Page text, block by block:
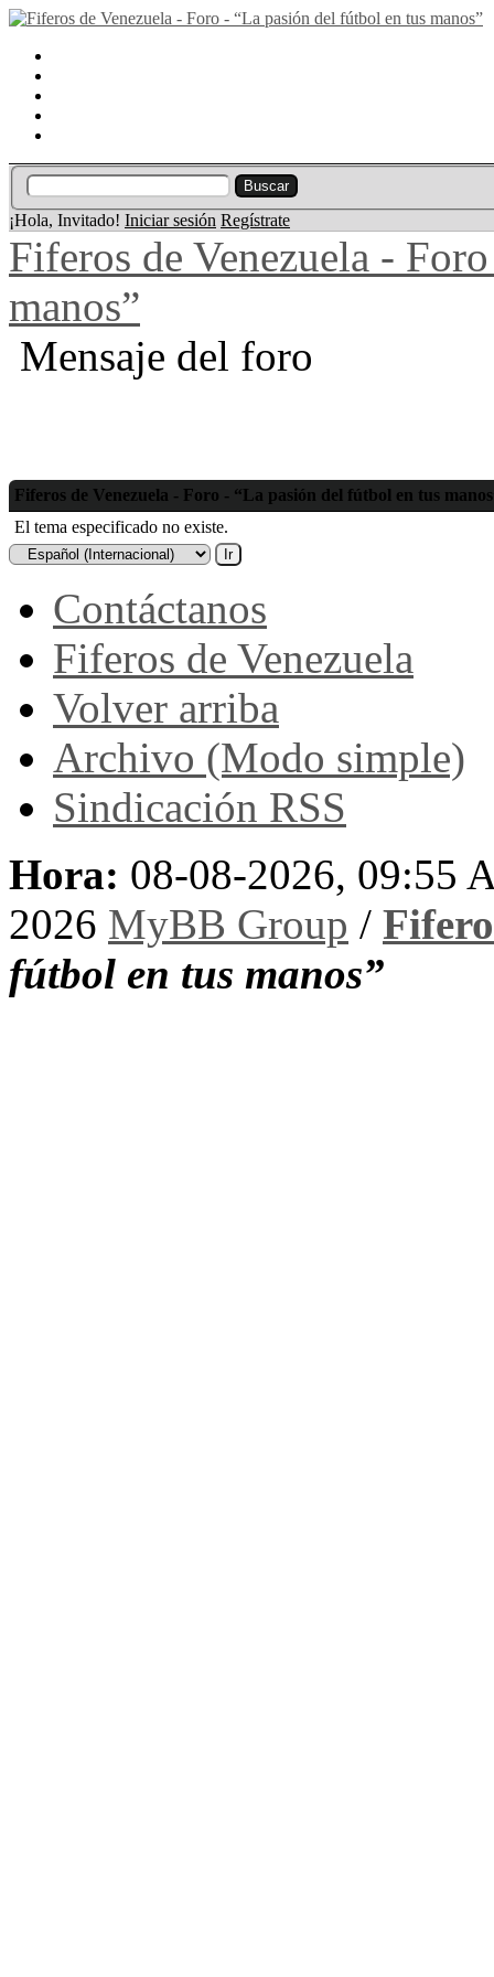
¡Hola, Invitado! Iniciar sesión Regístrate
Fiferos de Venezuela -
manos”
Mensaje del foro
Fiferos de Venezuela - Foro - “La pasión del fútbol en tus
El tema especificado no existe.
Contáctanos
Fiferos de Venezuela
Volver arriba
Archivo (Modo simple)
Sindicación RSS
Hora: 08-08-2026, 09:55
2026 MyBB Group /
fútbol en tus manos”